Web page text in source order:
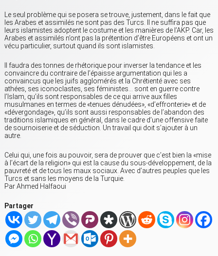
Le seul problème qui se posera se trouve, justement, dans le fait que
les Arabes et assimilés ne sont pas des Turcs. Il ne suffira pas que
leurs islamistes adoptent le costume et les manières de l’AKP. Car, les
Arabes et assimilés n’ont pas la prétention d’être Européens et ont un
vécu particulier, surtout quand ils sont islamistes.
Il faudra des tonnes de rhétorique pour inverser la tendance et les
convaincre du contraire de l’épaisse argumentation qui les a
convaincus que les juifs agglomérés et la Chrétienté avec ses
athées, ses iconoclastes, ses féministes… sont en guerre contre
l’Islam, qu’ils sont responsables de ce qui arrive aux filles
musulmanes en termes de «tenues dénudées», «d’effronterie» et de
«dévergondage», qu’ils sont aussi responsables de l’abandon des
traditions islamiques en général, dans le cadre d’une offensive faite
de sournoiserie et de séduction. Un travail qui doit s’ajouter à un
autre.
Celui qui, une fois au pouvoir, sera de prouver que c’est bien la «mise
à l’écart de la religion» qui est la cause du sous-développement, de la
pauvreté et de tous les maux sociaux. Avec d’autres peuples que les
Turcs et sans les moyens de la Turquie.
Par Ahmed Halfaoui
Partager